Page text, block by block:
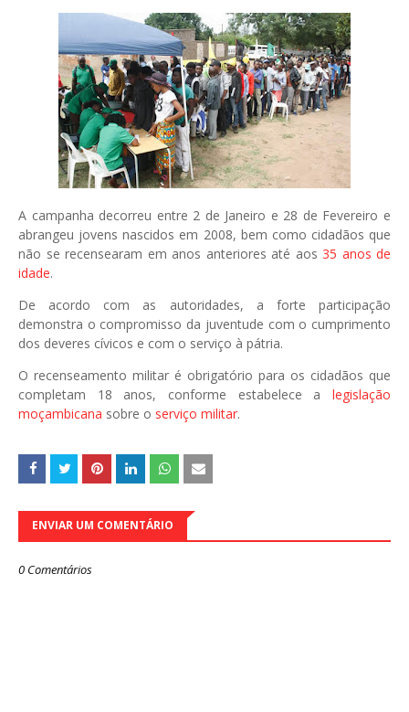
A campanha decorreu entre 2 de Janeiro e 28 de Fevereiro e
abrangeu jovens nascidos em 2008, bem como cidadãos que
não se recensearam em anos anteriores até aos 35 anos de
idade.
De acordo com as autoridades, a forte participação
demonstra o compromisso da juventude com o cumprimento
dos deveres cívicos e com o serviço à pátria.
O recenseamento militar é obrigatório para os cidadãos que
completam 18 anos, conforme estabelece a legislação
moçambicana sobre o serviço militar.
ENVIAR UM COMENTÁRIO
0 Comentários